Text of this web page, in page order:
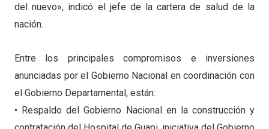
del nuevo», indicó el jefe de la cartera de salud de la
nación.
Entre los principales compromisos e inversiones
anunciadas por el Gobierno Nacional en coordinación con
el Gobierno Departamental, están:
• Respaldo del Gobierno Nacional en la construcción y